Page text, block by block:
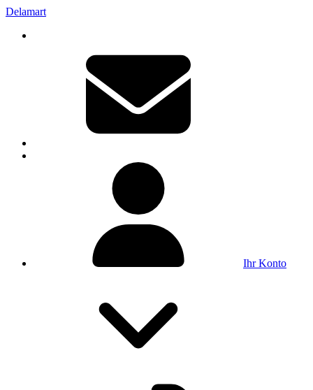
Delamart
Ihr Konto